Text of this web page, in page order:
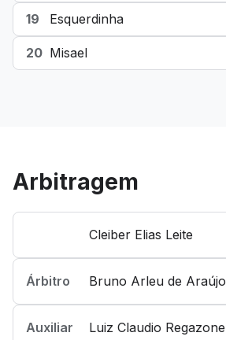
19 Esquerdinha
20 Misael
Arbitragem
Cleiber Elias Leite
Árbitro Bruno Arleu de Araújo
Auxiliar Luiz Claudio Regazone